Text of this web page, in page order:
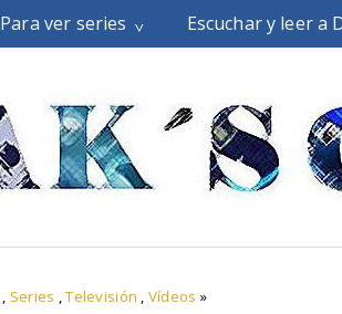
Para ver series Escuchar y leer a
, Series ,Televisión , Vídeos »